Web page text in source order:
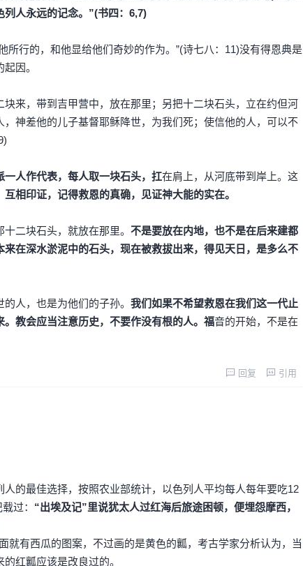
人永远的记念。”(书四：6,7)
行的，和他显给他们奇妙的作为。”(诗七八：11)没有得恩典是
因。
来，带到吉甲营中，放在那里；另把十二块石头，立在约但河
神差他的儿子基督耶稣降世，为我们死；使信他的人，可以不
一人作代表，每人取一块石头，扛在肩上，从河底带到岸上。这
相印证，记得救恩的真确，见证神大能的实在。
二块石头，就放在那里。 不是要放在内地，也不是在后来建都
在深水淤泥中的石头，现在被救拔出来，得见天日，是多么不
人，也是为他们的子孙。 我们如果不希望救恩在我们这一代止
教会应当注意历史，不要作没有根的人。福音的开始，不是在
回复 引用
的最佳选择，按照农业部统计，以色列人平均每人每年要吃12
过： “出埃及记”里说犹太人过红海后旅途困顿，便埋怨摩西，
有西瓜的图案，不过画的是黄色的瓤，考古学家分析认为，当
红瓤应该是改良过的。